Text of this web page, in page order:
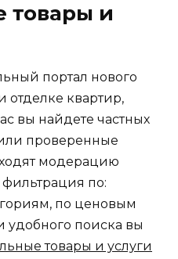
товары и
портал нового
отделке квартир,
вы найдете частных
проверенные
модерацию
по:
по ценовым
поиска вы
товары и услуги